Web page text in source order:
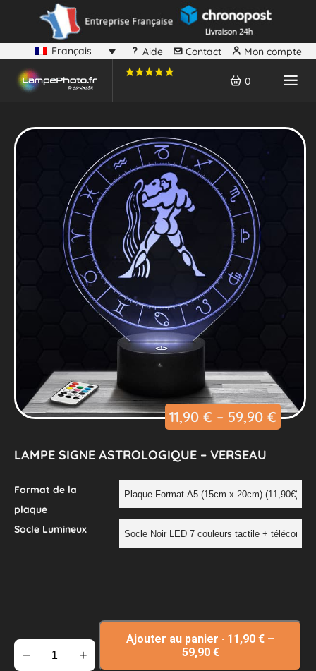
Français Aide Contact Mon compte
0
11,90 € – 59,90 €
LAMPE SIGNE ASTROLOGIQUE – VERSEAU
Format de la
plaque
Socle Lumineux
− +
Ajouter au panier · 11,90 € –
59,90 €